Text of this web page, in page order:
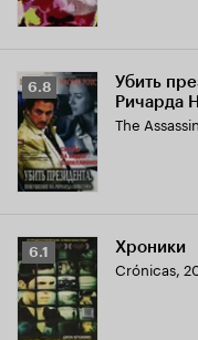
Рейтинг
Кинопоиска
6.8
6.8
Убить
Ричарда
The
Рейтинг
Кинопоиска
6.1
6.1 Хроники
Crónicas,